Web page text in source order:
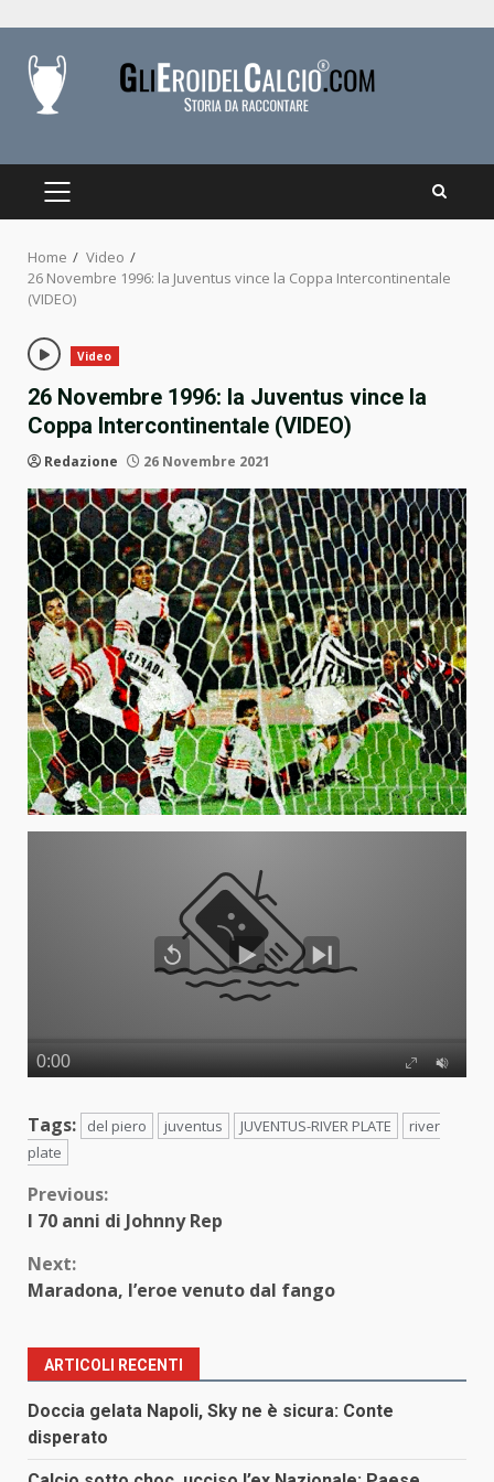
content
PRIMARY
Home
Video
26 Novembre 1996: la Juventus vince la Coppa Intercontinentale
(VIDEO)
Video
26 Novembre 1996: la Juventus vince la
Coppa Intercontinentale (VIDEO)
Redazione 26 Novembre 2021
Tags: del piero juventus JUVENTUS-RIVER PLATE
river
plate
Continue
Previous:
I 70 anni di Johnny Rep
Next:
Maradona, l’eroe venuto dal fango
ARTICOLI RECENTI
Doccia gelata Napoli, Sky ne è sicura: Conte
disperato